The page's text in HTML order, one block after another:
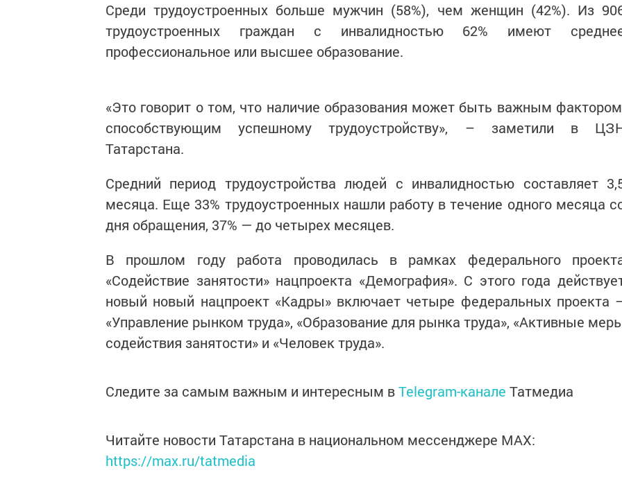
Среди трудоустроенных больше мужчин (58%), чем женщин (42%). Из
трудоустроенных граждан с инвалидностью 62% имеют
профессиональное или высшее образование.
«Это говорит о том, что наличие образования может быть важным
способствующим успешному трудоустройству», – заметили в
Татарстана.
Средний период трудоустройства людей с инвалидностью составляет
месяца. Еще 33% трудоустроенных нашли работу в течение одного месяца
дня обращения, 37% — до четырех месяцев.
В прошлом году работа проводилась в рамках федерального
«Содействие занятости» нацпроекта «Демография». С этого года
новый новый нацпроект «Кадры» включает четыре федеральных проекта
«Управление рынком труда», «Образование для рынка труда», «Активные
содействия занятости» и «Человек труда».
Следите за самым важным и интересным вTelegram-канале Татмедиа
Читайте новости Татарстана в национальном мессенджере MАХ:
https://max.ru/tatmedia